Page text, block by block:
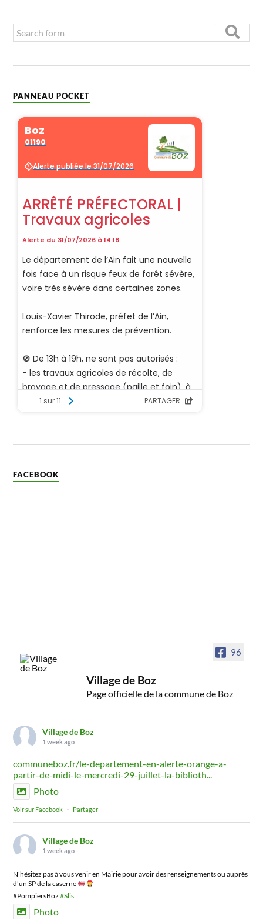
PANNEAU POCKET
FACEBOOK
96
Village de Boz
Page officielle de la commune de Boz
Village de Boz
1 week ago
communeboz.fr/le-departement-en-alerte-orange-a-
partir-de-midi-le-mercredi-29-juillet-la-biblioth...
Photo
Voir sur Facebook · Partager
Village de Boz
1 week ago
N'hésitez pas à vous venir en Mairie pour avoir des renseignements ou auprès
d'un SP de la caserne
#PompiersBoz#Slis
Photo